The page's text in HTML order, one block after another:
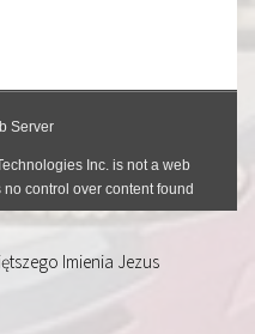
Imienia Jezus